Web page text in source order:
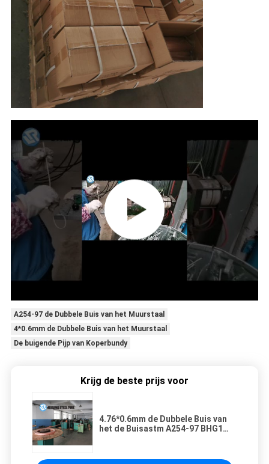
A254-97 de Dubbele Buis van het Muurstaal
4*0.6mm de Dubbele Buis van het Muurstaal
De buigende Pijp van Koperbundy
Krijg de beste prijs voor
4.76*0.6mm de Dubbele Buis van
het de Buisastm A254-97 BHG1